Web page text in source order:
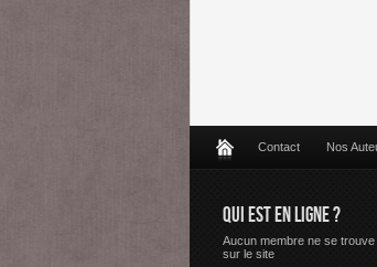
Contact Nos
QUI EST EN LIGNE ?
Aucun membre ne se
sur le site